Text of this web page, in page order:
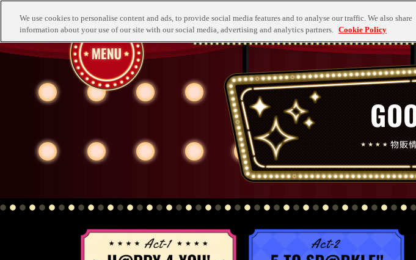
物販
We use cookies to personalise content and ads, to provide social media features and to analyse our traffic. We also share
information about your use of our site with our social media, advertising and analytics partners. Cookie Policy